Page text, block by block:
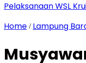
Pelaksanaan WSL
Home / Lampung